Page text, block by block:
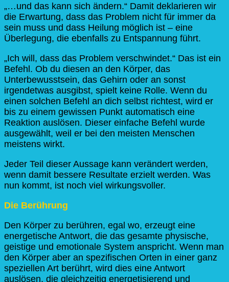
„…und das kann sich ändern.“ Damit deklarieren wir
die Erwartung, dass das Problem nicht für immer da
sein muss und dass Heilung möglich ist – eine
Überlegung, die ebenfalls zu Entspannung führt.
„Ich will, dass das Problem verschwindet.“ Das ist ein
Befehl. Ob du diesen an den Körper, das
Unterbewusstsein, das Gehirn oder an sonst
irgendetwas ausgibst, spielt keine Rolle. Wenn du
einen solchen Befehl an dich selbst richtest, wird er
bis zu einem gewissen Punkt automatisch eine
Reaktion auslösen. Dieser einfache Befehl wurde
ausgewählt, weil er bei den meisten Menschen
meistens wirkt.
Jeder Teil dieser Aussage kann verändert werden,
wenn damit bessere Resultate erzielt werden. Was
nun kommt, ist noch viel wirkungsvoller.
Die Berührung
Den Körper zu berühren, egal wo, erzeugt eine
energetische Antwort, die das gesamte physische,
geistige und emotionale System anspricht. Wenn man
den Körper aber an spezifischen Orten in einer ganz
speziellen Art berührt, wird dies eine Antwort
auslösen, die gleichzeitig energetisierend und